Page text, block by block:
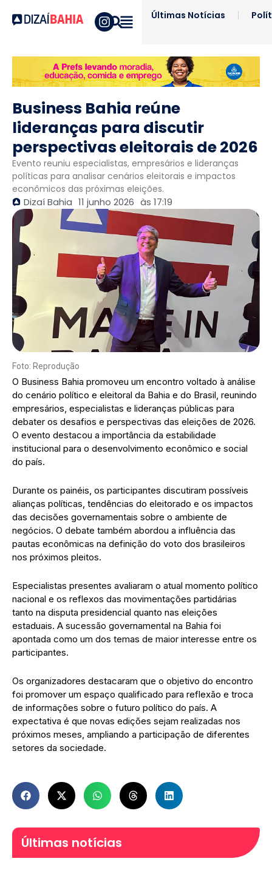
Últimas Notícias
Business Bahia reúne
lideranças para discutir
perspectivas eleitorais de 2026
Evento reuniu especialistas, empresários e lideranças
políticas para analisar cenários eleitorais e impactos
econômicos das próximas eleições.
Dizaí Bahia 11 junho 2026 às 17:19
Foto: Reprodução
O Business Bahia promoveu um encontro voltado à análise
do cenário político e eleitoral da Bahia e do Brasil, reunindo
empresários, especialistas e lideranças públicas para
debater os desafios e perspectivas das eleições de 2026.
O evento destacou a importância da estabilidade
institucional para o desenvolvimento econômico e social
do país.
Durante os painéis, os participantes discutiram possíveis
alianças políticas, tendências do eleitorado e os impactos
das decisões governamentais sobre o ambiente de
negócios. O debate também abordou a influência das
pautas econômicas na definição do voto dos brasileiros
nos próximos pleitos.
Especialistas presentes avaliaram o atual momento político
nacional e os reflexos das movimentações partidárias
tanto na disputa presidencial quanto nas eleições
estaduais. A sucessão governamental na Bahia foi
apontada como um dos temas de maior interesse entre os
participantes.
Os organizadores destacaram que o objetivo do encontro
foi promover um espaço qualificado para reflexão e troca
de informações sobre o futuro político do país. A
expectativa é que novas edições sejam realizadas nos
próximos meses, ampliando a participação de diferentes
setores da sociedade.
Últimas notícias